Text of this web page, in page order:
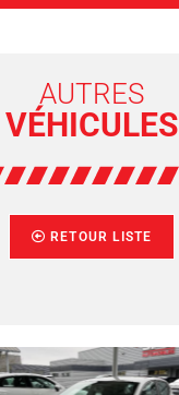
AUTRES
VÉHICULES
RETOUR LISTE